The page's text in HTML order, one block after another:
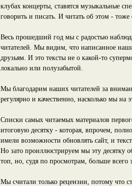
клубах концерты, ставятся музыкальные
говорить и писать. И читать об этом - тоже
Весь прошедший год мы с радостью
читателей. Мы видим, что написанное
друзьям. И это тексты не о какой-то
локально или полузабытой.
Мы благодарим наших читателей за
регулярно и качественно, насколько мы на
Списки самых читаемых материалов
итоговую десятку - которая, впрочем,
имели возможности обновлять сайт, и
Но зато проиллюстрируем мы эту десятку
топ, но, судя по просмотрам, больше
Мы считали только рецензии, потому что